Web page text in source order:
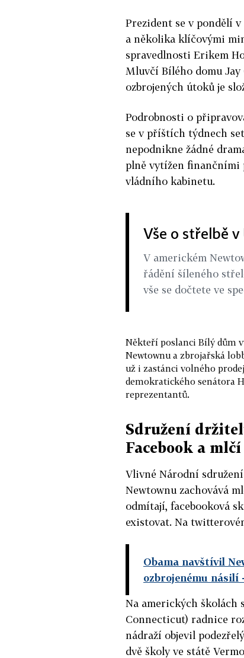
Prezident se v pondělí
a několika klíčovými
spravedlnosti Erikem
Mluvčí Bílého domu
ozbrojených útoků je
Podrobnosti o
se v příštích týdnech
nepodnikne žádné
plně vytížen finančními
vládního kabinetu.
Vše o střelbě v
V americkém
řádění šíleného
vše se dočtete ve
Někteří poslanci Bílý dům
Newtownu a zbrojařská
už i zastánci volného
demokratického senátora
reprezentantů.
Sdružení
Facebook a mlčí
Vlivné Národní
Newtownu zachovává
odmítají, facebooková
existovat. Na
Obama navštívil
ozbrojenému násilí
Na amerických školách
Connecticut) radnice
nádraží objevil
dvě školy ve státě